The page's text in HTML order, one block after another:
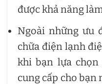
được khả năng
Ngoài những ưu
chữa điện lạnh
khi bạn lựa chọn
cung cấp cho bạn